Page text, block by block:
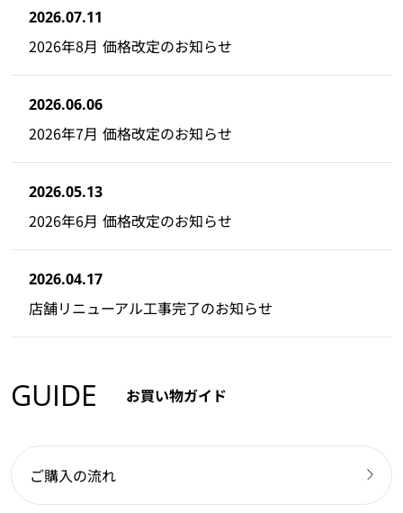
2026.07.11
2026年8月 価格改定のお知らせ
2026.06.06
2026年7月 価格改定のお知らせ
2026.05.13
2026年6月 価格改定のお知らせ
2026.04.17
店舗リニューアル工事完了のお知らせ
GUIDE お買い物ガイド
ご購入の流れ